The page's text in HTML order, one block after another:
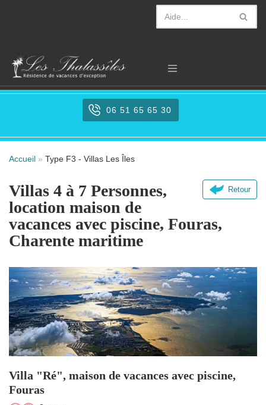
contenu
06 51 65 65 30
Accueil » Type F3 - Villas Les Îles
Retour
Villas 4 à 7 Personnes,
location maison de
vacances avec piscine, Fouras,
Charente maritime
Villa "Ré", maison de vacances avec piscine,
Fouras